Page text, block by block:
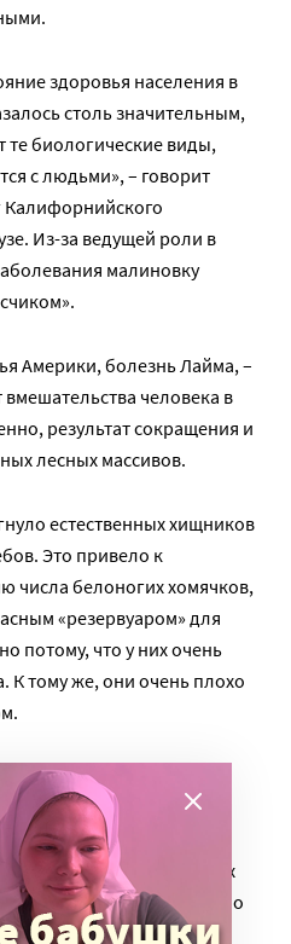
здоровья населения в
столь значительным,
те биологические виды,
с людьми», – говорит
Из-за ведущей роли в
малиновку
Америки, болезнь Лайма, –
человека в
результат сокращения и
лесных массивов.
естественных хищников
Это привело к
числа белоногих хомячков,
«резервуаром» для
потому, что у них очень
К тому же, они очень плохо
90% личинок
вирус, а хомячки
образом хомячки
инфицированных
Остфельд, специалист по